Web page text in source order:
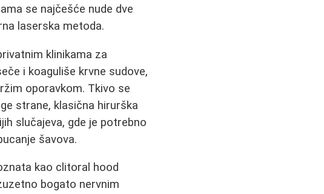
se najčešće nude dve
laserska metoda.
klinikama za
i koaguliše krvne sudove,
oporavkom. Tkivo se
strane, klasična hirurška
slučajeva, gde je potrebno
šavova.
kao clitoral hood
bogato nervnim